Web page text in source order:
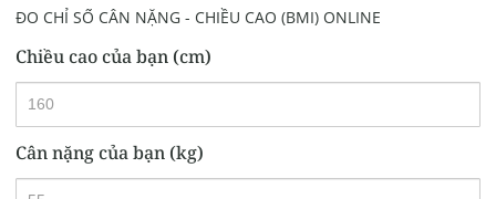
ĐO CHỈ SỐ CÂN NẶNG - CHIỀU CAO (BMI) ONLINE
Chiều cao của bạn (cm)
Cân nặng của bạn (kg)